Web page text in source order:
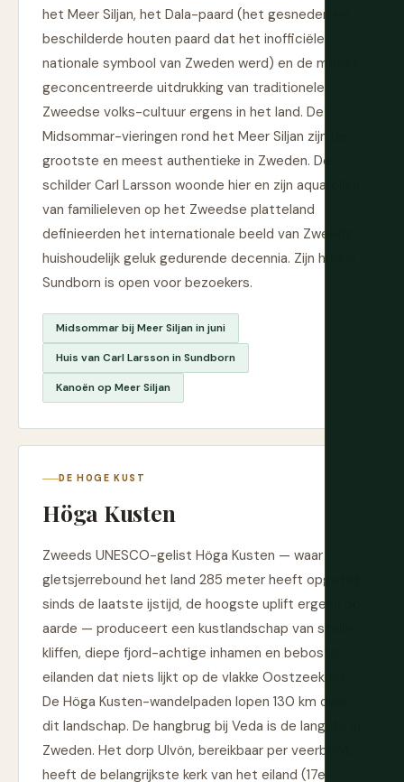
het Meer Siljan, het Dala-paard (het gesneden en
beschilderde houten paard dat het inofficiële
nationale symbool van Zweden werd) en de meest
geconcentreerde uitdrukking van traditionele
Zweedse volks-cultuur ergens in het land. De
Midsommar-vieringen rond het Meer Siljan zijn de
grootste en meest authentieke in Zweden. De
schilder Carl Larsson woonde hier en zijn aquarellen
van familieleven op het Zweedse platteland
definieerden het internationale beeld van Zweeds
huishoudelijk geluk gedurende decennia. Zijn huis in
Sundborn is open voor bezoekers.
Midsommar bij Meer Siljan in juni
Huis van Carl Larsson in Sundborn
Kanoën op Meer Siljan
DE HOGE KUST
Höga Kusten
Zweeds UNESCO-gelist Höga Kusten — waar
gletsjerrebound het land 285 meter heeft opgetild
sinds de laatste ijstijd, de hoogste uplift ergens op
aarde — produceert een kustlandschap van steile
kliffen, diepe fjord-achtige inhamen en beboste
eilanden dat niets lijkt op de vlakke Oostzeekust.
De Höga Kusten-wandelpaden lopen 130 km door
dit landschap. De hangbrug bij Veda is de langste in
Zweden. Het dorp Ulvön, bereikbaar per veerboot,
heeft de belangrijkste kerk van het eiland (17e-